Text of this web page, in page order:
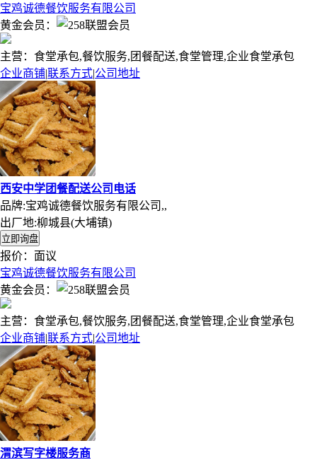
宝鸡诚德餐饮服务有限公司
黄金会员：
主营：食堂承包,餐饮服务,团餐配送,食堂管理,企业食堂承包
企业商铺|联系方式|公司地址
西安中学团餐配送公司电话
品牌:宝鸡诚德餐饮服务有限公司,,
出厂地:柳城县(大埔镇)
报价： 面议
宝鸡诚德餐饮服务有限公司
黄金会员：
主营：食堂承包,餐饮服务,团餐配送,食堂管理,企业食堂承包
企业商铺|联系方式|公司地址
渭滨写字楼服务商